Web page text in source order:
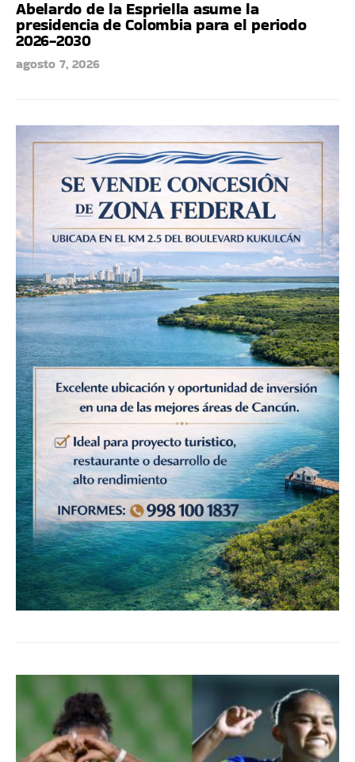
Abelardo de la Espriella asume la
presidencia de Colombia para el periodo
2026-2030
agosto 7, 2026